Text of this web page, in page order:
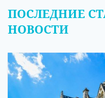
ПОСЛЕДНИЕ
НОВОСТИ